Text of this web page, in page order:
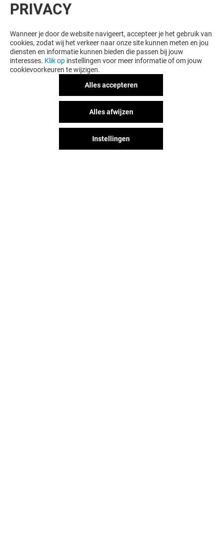
PRIVACY
Wanneer je door de website navigeert, accepteer je het gebruik van
cookies, zodat wij het verkeer naar onze site kunnen meten en jou
diensten en informatie kunnen bieden die passen bij jouw
interesses. Klik op instellingen voor meer informatie of om jouw
cookievoorkeuren te wijzigen.
Alles accepteren
Alles afwijzen
Instellingen